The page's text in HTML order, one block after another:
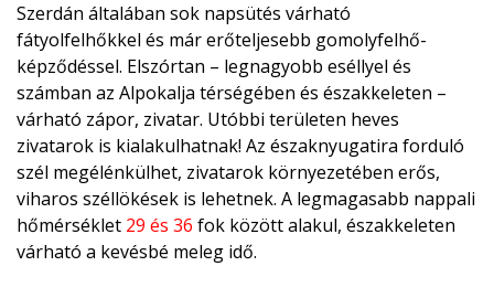
Szerdán általában sok napsütés várható
fátyolfelhőkkel és már erőteljesebb gomolyfelhő-
képződéssel. Elszórtan – legnagyobb eséllyel és
számban az Alpokalja térségében és északkeleten –
várható zápor, zivatar. Utóbbi területen heves
zivatarok is kialakulhatnak! Az északnyugatira forduló
szél megélénkülhet, zivatarok környezetében erős,
viharos széllökések is lehetnek. A legmagasabb nappali
hőmérséklet 29 és 36 fok között alakul, északkeleten
várható a kevésbé meleg idő.